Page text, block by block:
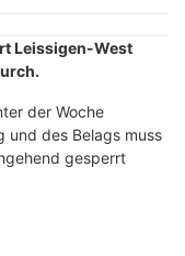
Leissigen-West
der Woche
und des Belags muss
gesperrt